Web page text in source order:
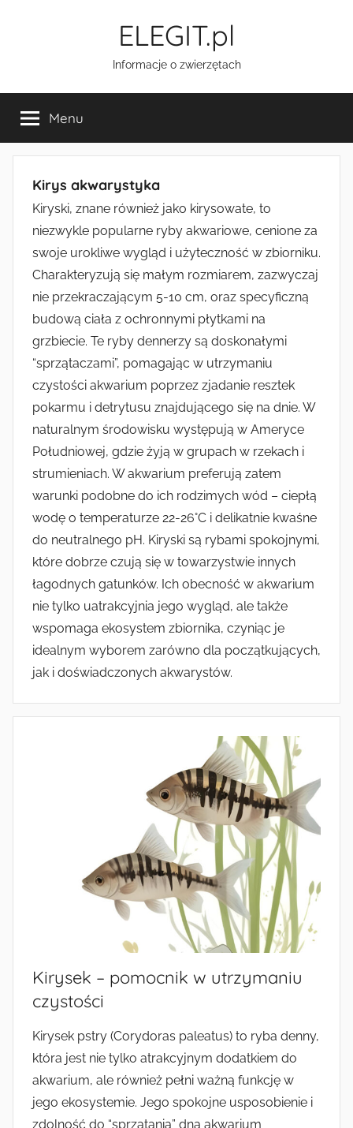
ELEGIT.pl
Informacje o zwierzętach
Menu
Kirys akwarystyka
Kiryski, znane również jako kirysowate, to
niezwykle popularne ryby akwariowe, cenione za
swoje urokliwe wygląd i użyteczność w zbiorniku.
Charakteryzują się małym rozmiarem, zazwyczaj
nie przekraczającym 5-10 cm, oraz specyficzną
budową ciała z ochronnymi płytkami na
grzbiecie. Te ryby dennerzy są doskonałymi
“sprzątaczami”, pomagając w utrzymaniu
czystości akwarium poprzez zjadanie resztek
pokarmu i detrytusu znajdującego się na dnie. W
naturalnym środowisku występują w Ameryce
Południowej, gdzie żyją w grupach w rzekach i
strumieniach. W akwarium preferują zatem
warunki podobne do ich rodzimych wód – ciepłą
wodę o temperaturze 22-26°C i delikatnie kwaśne
do neutralnego pH. Kiryski są rybami spokojnymi,
które dobrze czują się w towarzystwie innych
łagodnych gatunków. Ich obecność w akwarium
nie tylko uatrakcyjnia jego wygląd, ale także
wspomaga ekosystem zbiornika, czyniąc je
idealnym wyborem zarówno dla początkujących,
jak i doświadczonych akwarystów.
Kirysek – pomocnik w utrzymaniu
czystości
Kirysek pstry (Corydoras paleatus) to ryba denny,
która jest nie tylko atrakcyjnym dodatkiem do
akwarium, ale również pełni ważną funkcję w
jego ekosystemie. Jego spokojne usposobienie i
zdolność do “sprzątania” dna akwarium